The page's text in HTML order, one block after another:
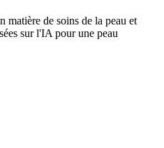
matière de soins de la peau et
sur l'IA pour une peau